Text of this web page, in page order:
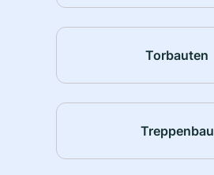
Torbauten
Treppenbau